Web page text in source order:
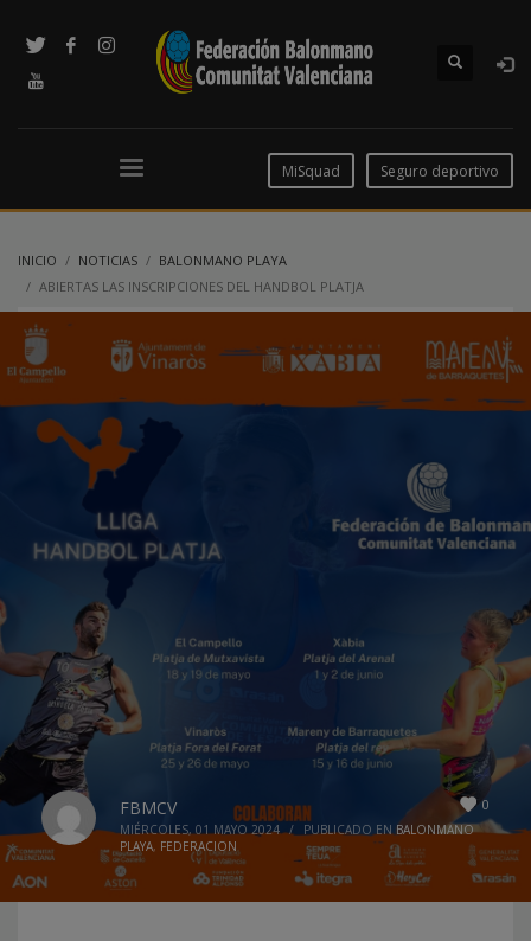
MiSquad Seguro deportivo
INICIO NOTICIAS
BALONMANO PLAYA
ABIERTAS LAS INSCRIPCIONES DEL HANDBOL PLATJA
0
FBMCV
MIÉRCOLES, 01 MAYO 2024 / PUBLICADO EN BALONMANO
PLAYA, FEDERACION